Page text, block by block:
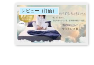
レビュー（評価）